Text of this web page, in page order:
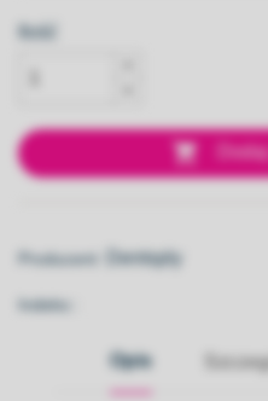
Ilość

Producent: Dentsply
Indeks::
Opis